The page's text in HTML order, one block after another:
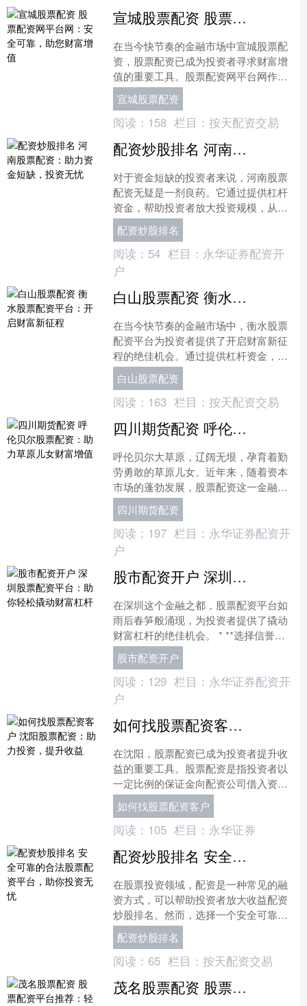
宣城股票配资 股票配资网平台网：安全可靠，助您财富增值
在当今快节奏的金融市场中宣城股票配
资，股票配资已成为投资者寻求财富增
值的重要工具。股票配资网平台网作为
业内领先的配资平台，以其安全可靠、
专业高效的优势，为投资者....
宣城股票配资
阅读： 158 栏目： 按天配资交易
配资炒股排名 河南股票配资：助力资金短缺，投资无忧
对于资金短缺的投资者来说，河南股票
配资无疑是一剂良药。它通过提供杠杆
资金，帮助投资者放大投资规模，从而
提升收益潜力。 * **监管资质：**选择受
证监会或其他监....
配资炒股排名
阅读： 54 栏目： 永华证券配资开
户
白山股票配资 衡水股票配资平台：开启财富新征程
在当今快节奏的金融市场中，衡水股票
配资平台为投资者提供了开启财富新征
程的绝佳机会。通过提供杠杆资金，配
资平台使投资者能够放大其投资潜力，
从而获得更高的回报。 *....
白山股票配资
阅读： 163 栏目： 按天配资交易
四川期货配资 呼伦贝尔股票配资：助力草原儿女财富增值
呼伦贝尔大草原，辽阔无垠，孕育着勤
劳勇敢的草原儿女。近年来，随着资本
市场的蓬勃发展，股票配资这一金融工
具走进呼伦贝尔四川期货配资，为草原
儿女财富增值提供了新的机....
四川期货配资
阅读： 197 栏目： 永华证券配资开
户
股市配资开户 深圳股票配资平台：助你轻松撬动财富杠杆
在深圳这个金融之都，股票配资平台如
雨后春笋般涌现，为投资者提供了撬动
财富杠杆的绝佳机会。 * **选择信誉良
好的配资公司：**选择受监管且拥有良
好声誉的配资公司....
股市配资开户
阅读： 129 栏目： 永华证券配资开
户
如何找股票配资客户 沈阳股票配资：助力投资，提升收益
在沈阳，股票配资已成为投资者提升收
益的重要工具。股票配资是指投资者以
一定比例的保证金向配资公司借入资金
如何找股票配资客户，用于股票投资。
* **放大收益：**....
如何找股票配资客户
阅读： 105 栏目： 永华证券
配资炒股排名 安全可靠的合法股票配资平台，助你投资无忧
在股票投资领域，配资是一种常见的融
资方式，可以帮助投资者放大收益配资
炒股排名。然而，选择一个安全可靠的
合法股票配资平台至关重要，以保障投
资者的资金安全和利益。 ....
配资炒股排名
阅读： 65 栏目： 按天配资交易
茂名股票配资 股票配资平台推荐：轻松获取资金，投资无忧